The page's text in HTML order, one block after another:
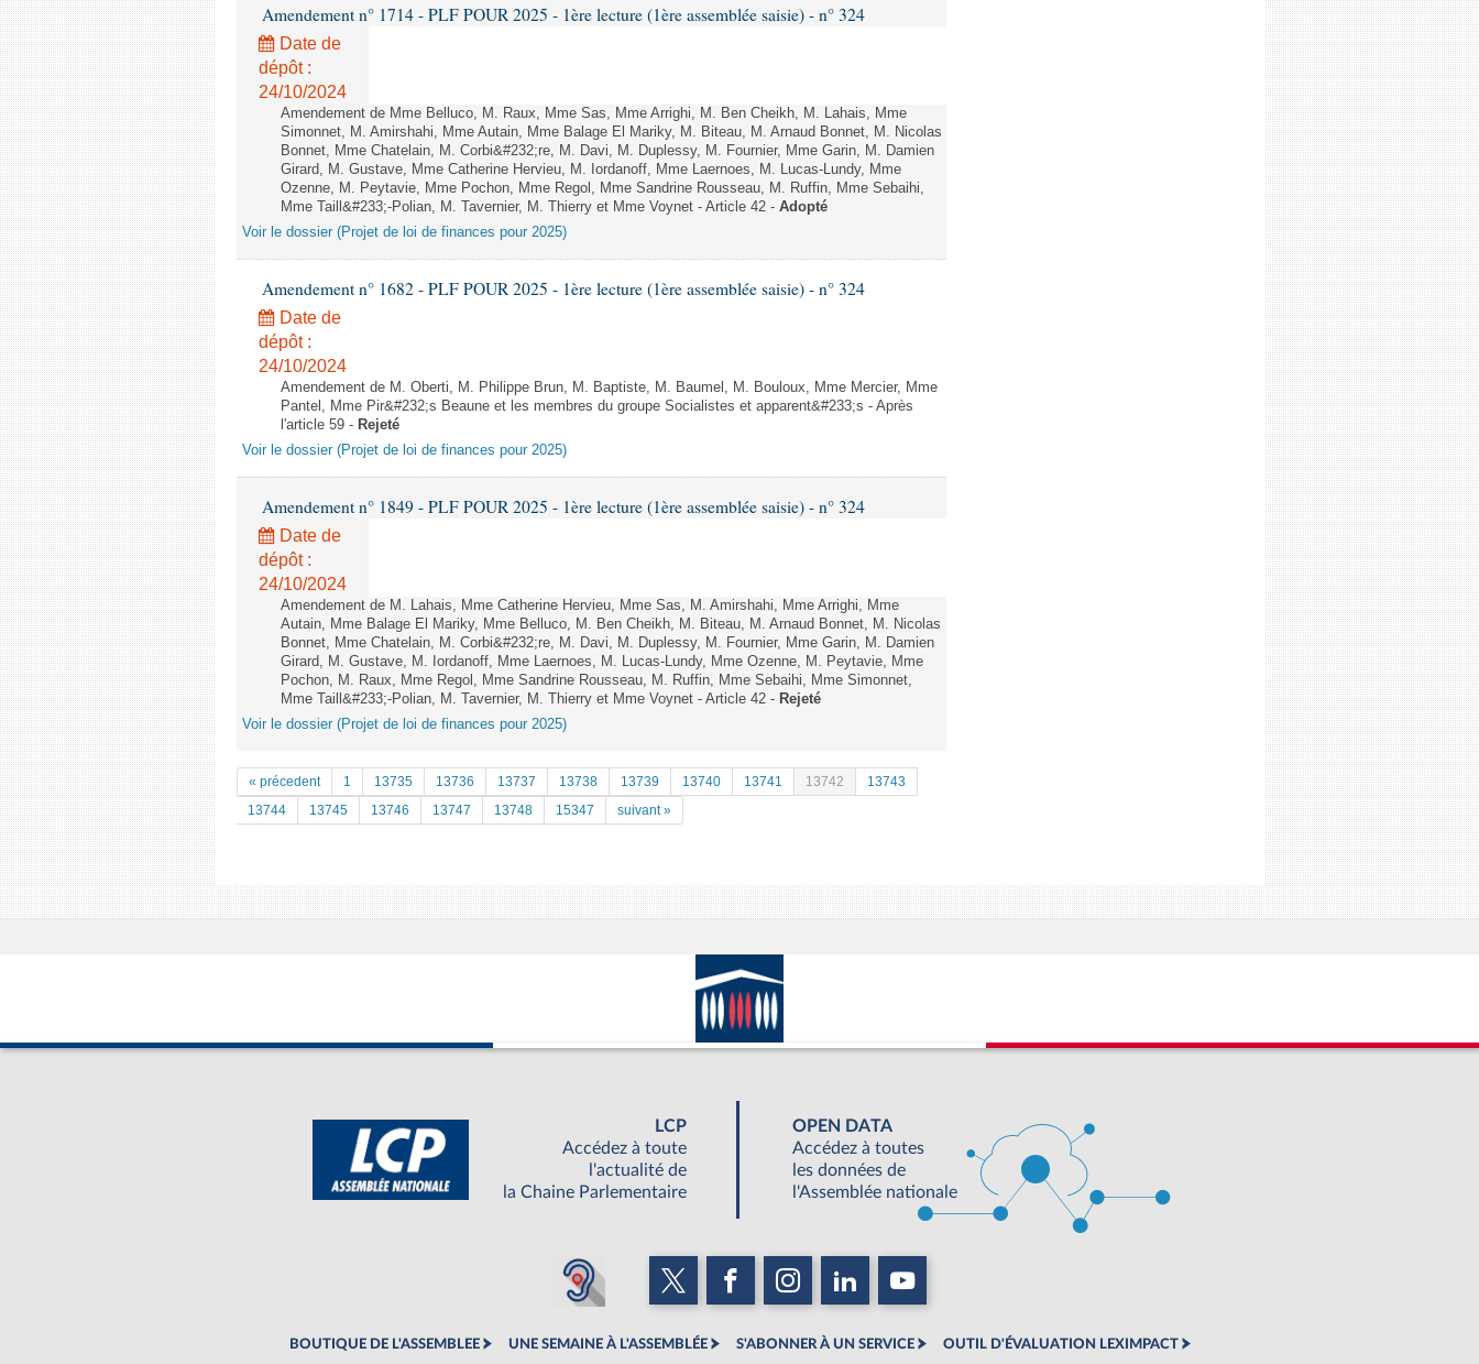
Amendement n° 1714 - PLF POUR 2025 - 1ère lecture (1ère assemblée saisie) - n° 324
Date de
dépôt :
24/10/2024
Amendement de Mme Belluco, M. Raux, Mme Sas, Mme Arrighi, M. Ben Cheikh, M. Lahais, Mme
Simonnet, M. Amirshahi, Mme Autain, Mme Balage El Mariky, M. Biteau, M. Arnaud Bonnet, M. Nicolas
Bonnet, Mme Chatelain, M. Corbi&#232;re, M. Davi, M. Duplessy, M. Fournier, Mme Garin, M. Damien
Girard, M. Gustave, Mme Catherine Hervieu, M. Iordanoff, Mme Laernoes, M. Lucas-Lundy, Mme
Ozenne, M. Peytavie, Mme Pochon, Mme Regol, Mme Sandrine Rousseau, M. Ruffin, Mme Sebaihi,
Mme Taill&#233;-Polian, M. Tavernier, M. Thierry et Mme Voynet - Article 42 - Adopté
Voir le dossier (Projet de loi de finances pour 2025)
Amendement n° 1682 - PLF POUR 2025 - 1ère lecture (1ère assemblée saisie) - n° 324
Date de
dépôt :
24/10/2024
Amendement de M. Oberti, M. Philippe Brun, M. Baptiste, M. Baumel, M. Bouloux, Mme Mercier, Mme
Pantel, Mme Pir&#232;s Beaune et les membres du groupe Socialistes et apparent&#233;s - Après
l'article 59 - Rejeté
Voir le dossier (Projet de loi de finances pour 2025)
Amendement n° 1849 - PLF POUR 2025 - 1ère lecture (1ère assemblée saisie) - n° 324
Date de
dépôt :
24/10/2024
Amendement de M. Lahais, Mme Catherine Hervieu, Mme Sas, M. Amirshahi, Mme Arrighi, Mme
Autain, Mme Balage El Mariky, Mme Belluco, M. Ben Cheikh, M. Biteau, M. Arnaud Bonnet, M. Nicolas
Bonnet, Mme Chatelain, M. Corbi&#232;re, M. Davi, M. Duplessy, M. Fournier, Mme Garin, M. Damien
Girard, M. Gustave, M. Iordanoff, Mme Laernoes, M. Lucas-Lundy, Mme Ozenne, M. Peytavie, Mme
Pochon, M. Raux, Mme Regol, Mme Sandrine Rousseau, M. Ruffin, Mme Sebaihi, Mme Simonnet,
Mme Taill&#233;-Polian, M. Tavernier, M. Thierry et Mme Voynet - Article 42 - Rejeté
Voir le dossier (Projet de loi de finances pour 2025)
« précedent 1 13735 13736 13737 13738 13739 13740 13741 13742
13743
13744
13745 13746 13747 13748 15347 suivant »
LCP
Accédez à toute
l'actualité de
la Chaine Parlementaire
OPEN DATA
Accédez à toutes
les données de
l'Assemblée nationale
BOUTIQUE DE L'ASSEMBLEE UNE SEMAINE À L'ASSEMBLÉE S'ABONNER À UN SERVICE OUTIL D'ÉVALUATION LEXIMPACT